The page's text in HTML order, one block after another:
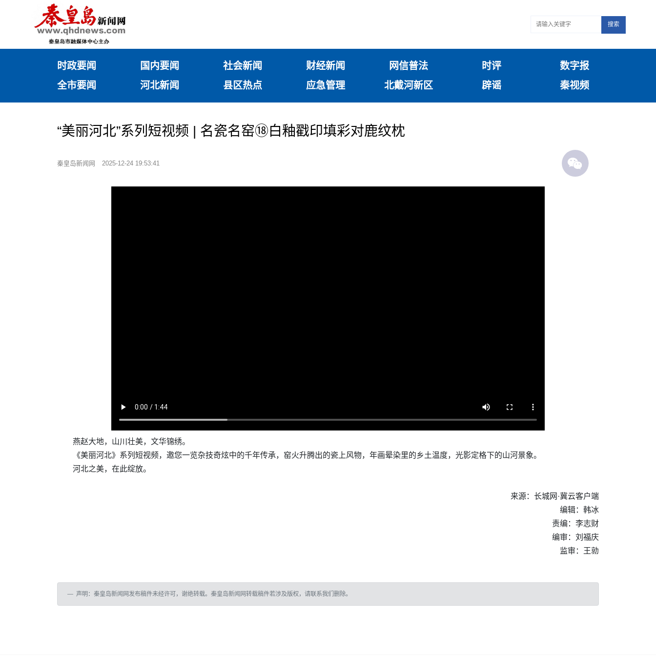
搜索
时政要闻 国内要闻 社会新闻 财经新闻 网信普法 时评
数字报
全市要闻
河北新闻 县区热点 应急管理 北戴河新区 辟谣 秦视频
“美丽河北”系列短视频 | 名瓷名窑⑱白釉戳印填彩对鹿纹枕
秦皇岛新闻网 2025-12-24 19:53:41
燕赵大地，山川壮美，文华锦绣。
《美丽河北》系列短视频，邀您一览杂技奇炫中的千年传承，窑火升腾出的瓷上风物，年画晕染里的乡土温度，光影定格下的山河景象。
河北之美，在此绽放。
来源：长城网·冀云客户端
编辑：韩冰
责编：李志财
编审：刘福庆
监审：王勍
声明：秦皇岛新闻网发布稿件未经许可，谢绝转载。秦皇岛新闻网转载稿件若涉及版权，请联系我们删除。